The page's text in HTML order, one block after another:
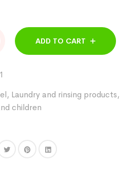
ADD TO CART
, Laundry and rinsing products,
children